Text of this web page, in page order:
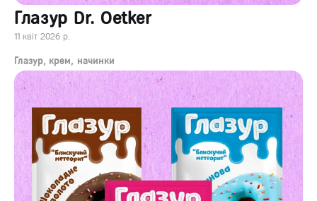
Глазур Dr. Oetker
11 квіт 2026 р.
Глазур, крем, начинки